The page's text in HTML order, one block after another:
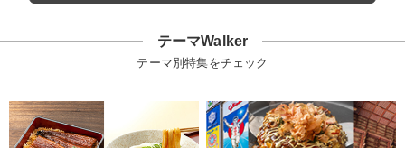
テーマWalker
テーマ別特集をチェック